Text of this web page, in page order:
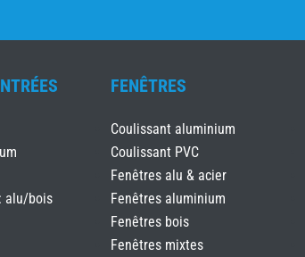
alu/bois
FENÊTRES
Coulissant aluminium
Coulissant PVC
Fenêtres alu & acier
Fenêtres aluminium
Fenêtres bois
Fenêtres mixtes